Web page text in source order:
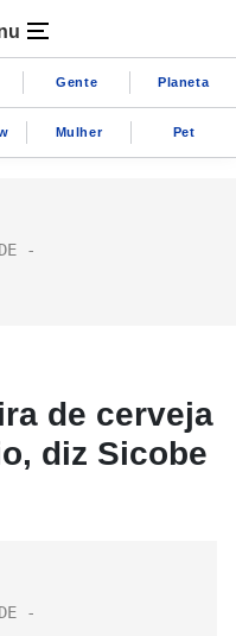
Gente Planeta
Mulher Pet
de cerveja
diz Sicobe